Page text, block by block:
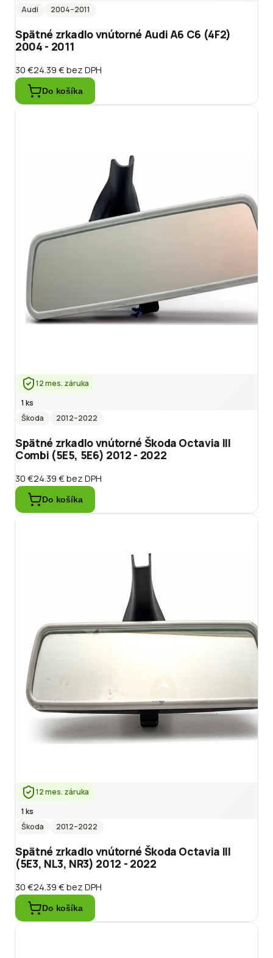
Audi
2004–2011
Spätné zrkadlo vnútorné Audi A6 C6 (4F2)
2004 - 2011
30 €24.39 €bez DPH
Do košíka
12 mes. záruka
1 ks
Škoda
2012–2022
Spätné zrkadlo vnútorné Škoda Octavia III
Combi (5E5, 5E6) 2012 - 2022
30 €24.39 €bez DPH
Do košíka
12 mes. záruka
1 ks
Škoda
2012–2022
Spätné zrkadlo vnútorné Škoda Octavia III
(5E3, NL3, NR3) 2012 - 2022
30 €24.39 €bez DPH
Do košíka